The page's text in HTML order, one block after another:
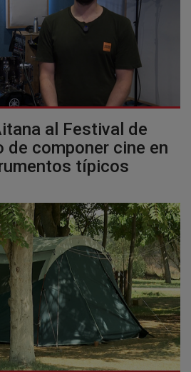
al Festival de
de componer cine en
típicos